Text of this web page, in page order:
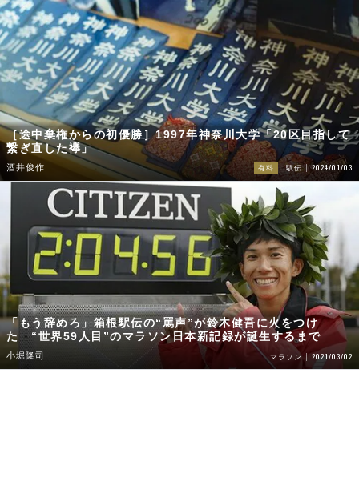
［途中棄権からの初優勝］1997年神奈川大学「20区目指して
繋ぎ直した襷」
酒井俊作 有料 駅伝 2024/01/03
「もう辞めろ」箱根駅伝の“罵声”が鈴木健吾に火をつけ
た “世界59人目”のマラソン日本新記録が誕生するまで
小堀隆司 マラソン 2021/03/02